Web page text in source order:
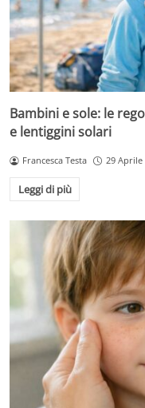
Bambini e sole: le
e lentiggini solari
Francesca Testa 29 Aprile
Leggi di più